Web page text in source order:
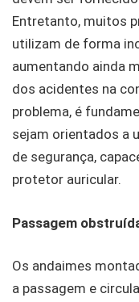
Entretanto, muitos
utilizam de forma
aumentando ainda
dos acidentes na
problema, é
sejam orientados a
de segurança,
protetor auricular.
Passagem
Os andaimes
a passagem e